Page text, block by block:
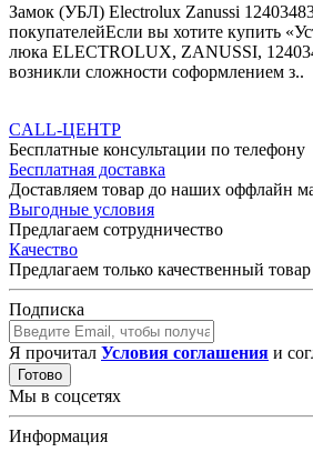
Замок (УБЛ) Electrolux Zanussi
покупателейЕсли вы хотите купить
люка ELECTROLUX, ZANUSSI,
возникли сложности соформлением з..
CALL-ЦЕНТР
Бесплатные консультации по телефону
Бесплатная доставка
Доставляем товар до наших оффлайн
Выгодные условия
Предлагаем сотрудничество
Качество
Предлагаем только качественный товар
Подписка
Я прочитал Условия соглашения и
Готово
Мы в соцсетях
Информация